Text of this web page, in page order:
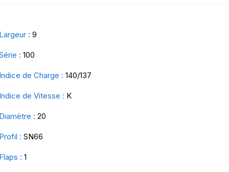
Largeur : 9
: 100
Indice de Charge : 140/137
Indice de Vitesse : K
Diamètre : 20
Profil : SN66
Flaps : 1